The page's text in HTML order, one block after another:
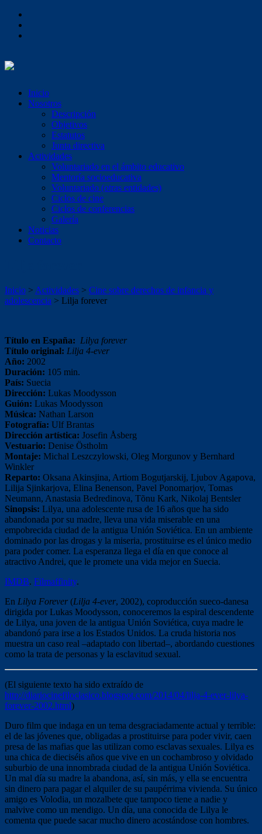
Inicio
Nosotros
Descripción
Objetivos
Estatutos
Junta directiva
Actividades
Voluntariado en el ámbito educativo
Mentoría socioeducativa
Voluntariado (otras entidades)
Ciclos de cine
Ciclos de conferencias
Galería
Noticias
Contacto
Inicio > Actividades > Cine sobre derechos de infancia y
adolescencia > Lilja forever
Título en España: Lilya forever
Título original: Lilja 4-ever
Año: 2002
Duración: 105 min.
País: Suecia
Dirección: Lukas Moodysson
Guión: Lukas Moodysson
Música: Nathan Larson
Fotografía: Ulf Brantas
Dirección artística: Josefin Åsberg
Vestuario: Denise Östholm
Montaje: Michal Leszczylowski, Oleg Morgunov y Bernhard
Winkler
Reparto: Oksana Akinsjina, Artiom Bogutjarskij, Ljubov Agapova,
Lilija Sjinkarjova, Elina Benenson, Pavel Ponomarjov, Tomas
Neumann, Anastasia Bedredinova, Tõnu Kark, Nikolaj Bentsler
Sinopsis: Lilya, una adolescente rusa de 16 años que ha sido
abandonada por su madre, lleva una vida miserable en una
empobrecida ciudad de la antigua Unión Soviética. En un ambiente
dominado por las drogas y la miseria, prostituirse es el único medio
para poder comer. La esperanza llega el día en que conoce al
atractivo Andrei, que le promete una vida mejor en Suecia.
IMDB. Filmaffinity.
En Lilya Forever (Lilja 4-ever, 2002), coproducción sueco-danesa
dirigida por Lukas Moodysson, conoceremos la espiral descendente
de Lilya, una joven de la antigua Unión Soviética, cuya madre le
abandonó para irse a los Estados Unidos. La cruda historia nos
muestra un caso real –adaptado con libertad–, abordando cuestiones
como la trata de personas y la esclavitud sexual.
(El siguiente texto ha sido extraído de
http://diariocinefiloclasico.blogspot.com/2014/04/lilja-4-ever-lilya-
forever-2002.html)
Duro film que indaga en un tema desgraciadamente actual y terrible:
el de las jóvenes que, obligadas a prostituirse para poder vivir, caen
presa de las mafias que las utilizan como esclavas sexuales. Lilya es
una chica de dieciséis años que vive en un cochambroso y olvidado
suburbio de una innombrada ciudad de la antigua Unión Soviética.
Un mal día su madre la abandona, así, sin más, y ella se encuentra
sin dinero para pagar el alquiler de su paupérrima vivienda. Su único
amigo es Volodia, un mozalbete que tampoco tiene a nadie y
malvive como un mendigo. Un día, una conocida de Lilya le
comenta que puede sacar mucho dinero acostándose con hombres.